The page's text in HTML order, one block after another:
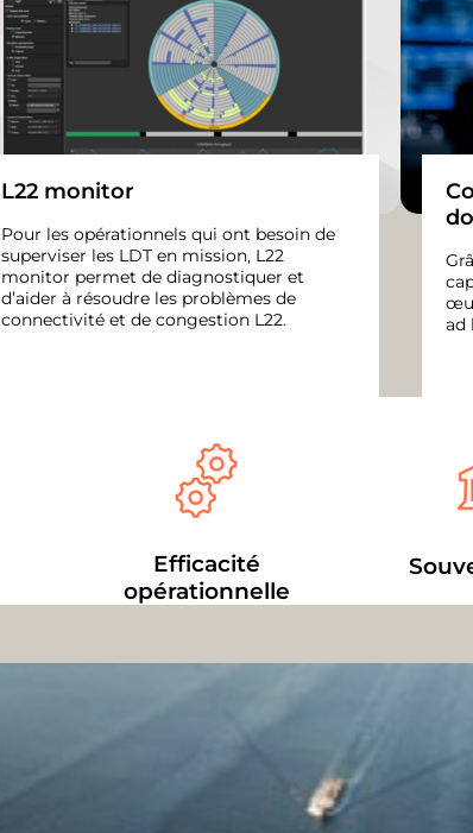
L22 monitor
Pour les opérationnels qui ont besoin de
superviser les LDT en mission, L22
monitor permet de diagnostiquer et
d’aider à résoudre les problèmes de
connectivité et de congestion L22.
ad
Efficacité
opérationnelle